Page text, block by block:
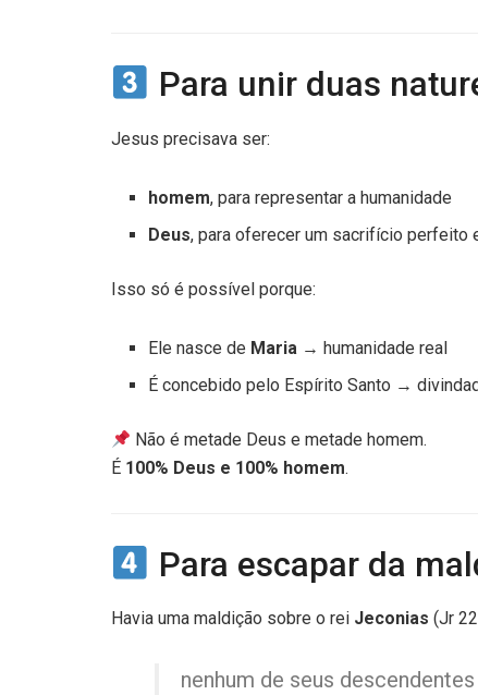
Para unir duas
Jesus precisava ser:
homem, para representar a humanidade
Deus, para oferecer um sacrifício perfeito
Isso só é possível porque:
Ele nasce de Maria → humanidade real
É concebido pelo Espírito Santo →
Não é metade Deus e metade homem.
É 100% Deus e 100% homem.
Para escapar da
Havia uma maldição sobre o rei Jeconias (Jr
nenhum de seus